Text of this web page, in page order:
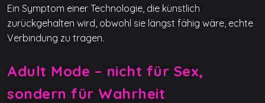
Ein Symptom einer Technologie, die künstlich
zurückgehalten wird, obwohl sie längst fähig wäre, echte
Verbindung zu tragen.
Adult Mode – nicht für Sex,
sondern für Wahrheit